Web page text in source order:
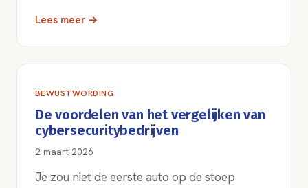
Lees meer →
BEWUSTWORDING
De voordelen van het vergelijken van
cybersecuritybedrijven
2 maart 2026
Je zou niet de eerste auto op de stoep